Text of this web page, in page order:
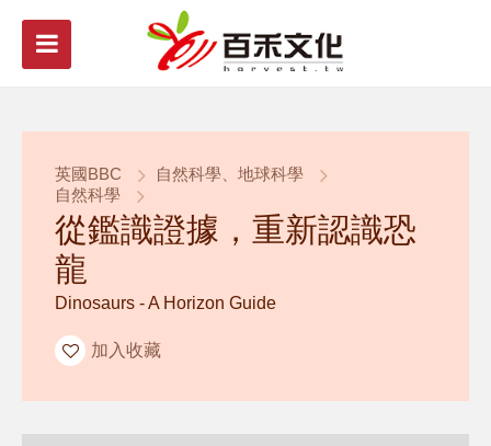
英國BBC
自然科學、地球科學
自然科學
從鑑識證據，重新認識恐
龍
Dinosaurs - A Horizon Guide
加入收藏